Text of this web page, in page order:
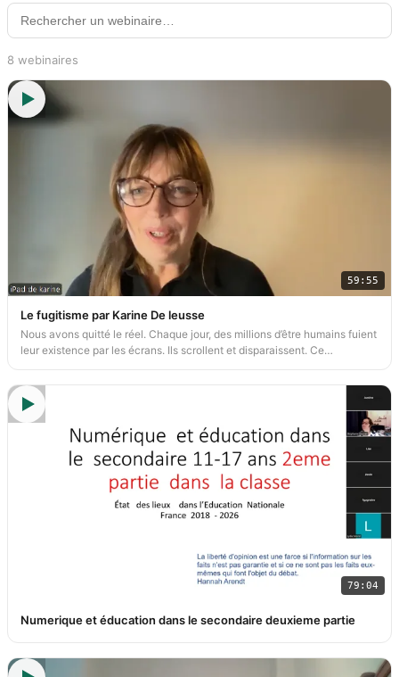
8 webinaires
59:55
Le fugitisme par Karine De leusse
Nous avons quitté le réel. Chaque jour, des millions d’être humains fuient
leur existence par les écrans. Ils scrollent et disparaissent. Ce
psychothérapie. Des enfants qui menacent des parents au couteau pour
un téléphone. Des adolescents qui vivent recroquevillés dans un pixel
amniotique. Des adultes anesthésiés et prisonniers d’une camisole
numérique qu’ils ont eux-mêmes désirée.
79:04
Numerique et éducation dans le secondaire deuxieme partie